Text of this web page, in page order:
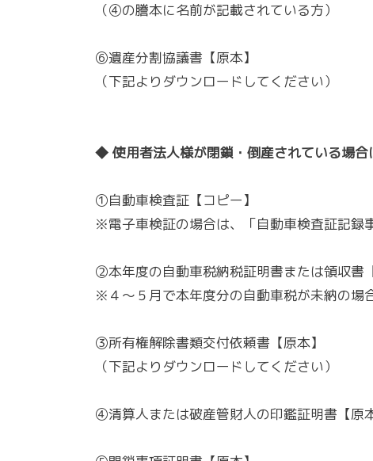
（④の謄本に名前が記載されている方）
⑥遺産分割協議書【原本】
（下記よりダウンロードしてください）
◆ 使用者法人様が閉鎖・倒産されている場合
①自動車検査証【コピー】
※電子車検証の場合は、「自動車検査証記録
②本年度の自動車税納税証明書または領収書
※４～５月で本年度分の自動車税が未納の場
③所有権解除書類交付依頼書【原本】
（下記よりダウンロードしてください）
④清算人または破産管財人の印鑑証明書【原